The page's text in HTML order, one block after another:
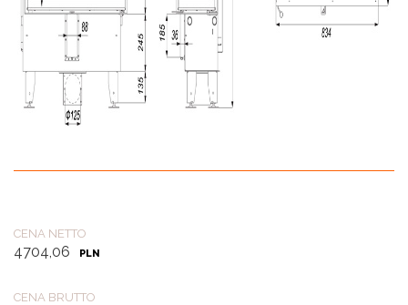
CENA NETTO
4704,06 PLN
CENA BRUTTO